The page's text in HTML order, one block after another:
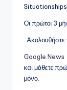
Situationships:
Οι πρώτοι 3
Google News
και μάθετε
μόνο.